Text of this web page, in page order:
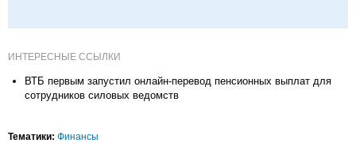
ИНТЕРЕСНЫЕ ССЫЛКИ
ВТБ первым запустил онлайн-перевод пенсионных выплат для
сотрудников силовых ведомств
Тематики: Финансы